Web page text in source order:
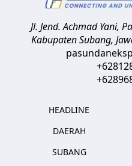
Jl. Jend. Achmad Yani,
Kabupaten Subang,
HEADLINE
DAERAH
SUBANG